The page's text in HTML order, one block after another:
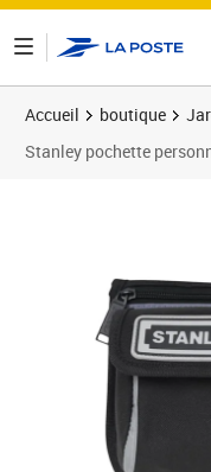
Accueil boutique
Stanley pochette